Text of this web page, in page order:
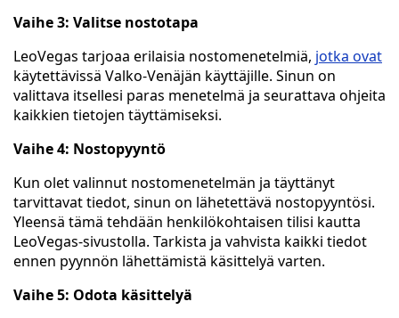
Vaihe 3: Valitse nostotapa
LeoVegas tarjoaa erilaisia nostomenetelmiä, jotka ovat
käytettävissä Valko-Venäjän käyttäjille. Sinun on
valittava itsellesi paras menetelmä ja seurattava ohjeita
kaikkien tietojen täyttämiseksi.
Vaihe 4: Nostopyyntö
Kun olet valinnut nostomenetelmän ja täyttänyt
tarvittavat tiedot, sinun on lähetettävä nostopyyntösi.
Yleensä tämä tehdään henkilökohtaisen tilisi kautta
LeoVegas-sivustolla. Tarkista ja vahvista kaikki tiedot
ennen pyynnön lähettämistä käsittelyä varten.
Vaihe 5: Odota käsittelyä